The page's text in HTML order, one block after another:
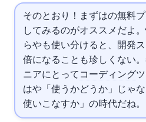
そのとおり！まずはの無料
してみるのがオススメだよ
らやも使い分けると、開発ス
倍になることも珍しくない。
ニアにとって AIコーディング
はや「使うかどうか」じゃ
使いこなすか」の時代だね。